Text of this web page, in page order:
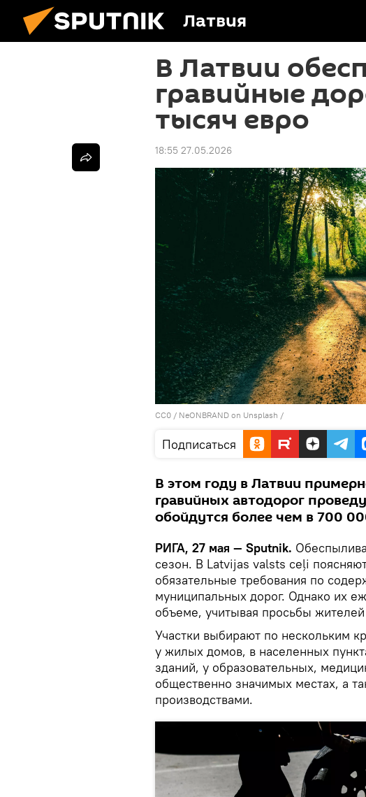
Латвия
В Латвии
гравийные
тысяч евро
18:55 27.05.2026
CC0 / NeONBRAND on Unsplash /
Подписаться
В этом году в Латвии
гравийных автодорог
обойдутся более чем в 700
РИГА, 27 мая — Sputnik.
сезон. В Latvijas valsts ceļi
обязательные требования по
муниципальных дорог. Однако их
объеме, учитывая просьбы
Участки выбирают по нескольким
у жилых домов, в населенных
зданий, у образовательных,
общественно значимых местах, а
производствами.